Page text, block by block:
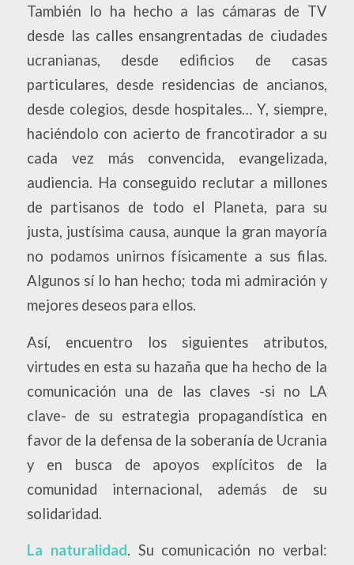
También lo ha hecho a las cámaras de TV
desde las calles ensangrentadas de ciudades
ucranianas, desde edificios de casas
particulares, desde residencias de ancianos,
desde colegios, desde hospitales… Y, siempre,
haciéndolo con acierto de francotirador a su
cada vez más convencida, evangelizada,
audiencia. Ha conseguido reclutar a millones
de partisanos de todo el Planeta, para su
justa, justísima causa, aunque la gran mayoría
no podamos unirnos físicamente a sus filas.
Algunos sí lo han hecho; toda mi admiración y
mejores deseos para ellos.
Así, encuentro los siguientes atributos,
virtudes en esta su hazaña que ha hecho de la
comunicación una de las claves -si no LA
clave- de su estrategia propagandística en
favor de la defensa de la soberanía de Ucrania
y en busca de apoyos explícitos de la
comunidad internacional, además de su
solidaridad.
La naturalidad. Su comunicación no verbal: